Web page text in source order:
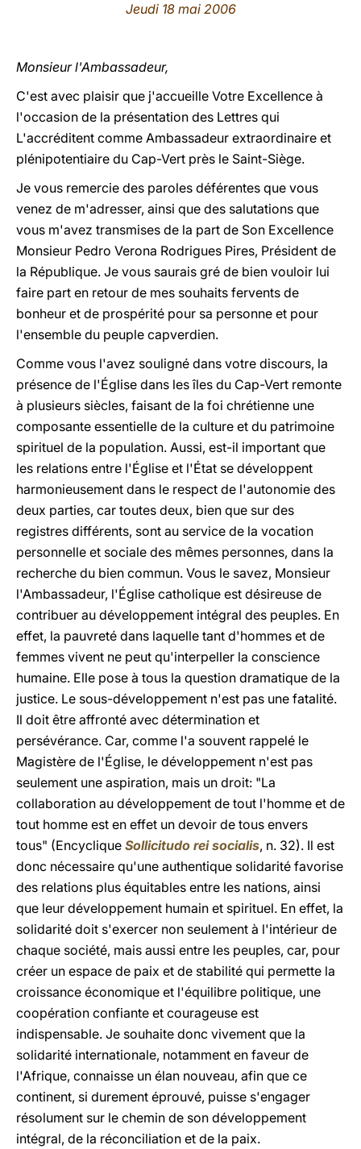
Jeudi 18 mai 2006
Monsieur l'Ambassadeur,
C'est avec plaisir que j'accueille Votre Excellence à
l'occasion de la présentation des Lettres qui
L'accréditent comme Ambassadeur extraordinaire et
plénipotentiaire du Cap-Vert près le Saint-Siège.
Je vous remercie des paroles déférentes que vous
venez de m'adresser, ainsi que des salutations que
vous m'avez transmises de la part de Son Excellence
Monsieur Pedro Verona Rodrigues Pires, Président de
la République. Je vous saurais gré de bien vouloir lui
faire part en retour de mes souhaits fervents de
bonheur et de prospérité pour sa personne et pour
l'ensemble du peuple capverdien.
Comme vous l'avez souligné dans votre discours, la
présence de l'Église dans les îles du Cap-Vert remonte
à plusieurs siècles, faisant de la foi chrétienne une
composante essentielle de la culture et du patrimoine
spirituel de la population. Aussi, est-il important que
les relations entre l'Église et l'État se développent
harmonieusement dans le respect de l'autonomie des
deux parties, car toutes deux, bien que sur des
registres différents, sont au service de la vocation
personnelle et sociale des mêmes personnes, dans la
recherche du bien commun. Vous le savez, Monsieur
l'Ambassadeur, l'Église catholique est désireuse de
contribuer au développement intégral des peuples. En
effet, la pauvreté dans laquelle tant d'hommes et de
femmes vivent ne peut qu'interpeller la conscience
humaine. Elle pose à tous la question dramatique de la
justice. Le sous-développement n'est pas une fatalité.
Il doit être affronté avec détermination et
persévérance. Car, comme l'a souvent rappelé le
Magistère de l'Église, le développement n'est pas
seulement une aspiration, mais un droit: "La
collaboration au développement de tout l'homme et de
tout homme est en effet un devoir de tous envers
tous" (Encyclique Sollicitudo rei socialis, n. 32). Il est
donc nécessaire qu'une authentique solidarité favorise
des relations plus équitables entre les nations, ainsi
que leur développement humain et spirituel. En effet, la
solidarité doit s'exercer non seulement à l'intérieur de
chaque société, mais aussi entre les peuples, car, pour
créer un espace de paix et de stabilité qui permette la
croissance économique et l'équilibre politique, une
coopération confiante et courageuse est
indispensable. Je souhaite donc vivement que la
solidarité internationale, notamment en faveur de
l'Afrique, connaisse un élan nouveau, afin que ce
continent, si durement éprouvé, puisse s'engager
résolument sur le chemin de son développement
intégral, de la réconciliation et de la paix.